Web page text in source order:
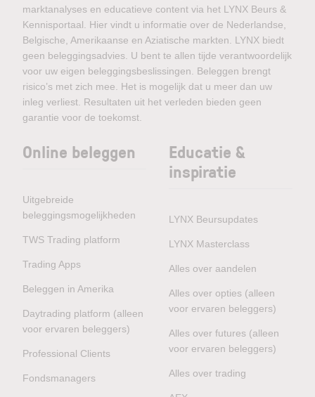
marktanalyses en educatieve content via het LYNX Beurs &
Kennisportaal. Hier vindt u informatie over de Nederlandse,
Belgische, Amerikaanse en Aziatische markten. LYNX biedt
geen beleggingsadvies. U bent te allen tijde verantwoordelijk
voor uw eigen beleggingsbeslissingen. Beleggen brengt
risico’s met zich mee. Het is mogelijk dat u meer dan uw
inleg verliest. Resultaten uit het verleden bieden geen
garantie voor de toekomst.
Online beleggen
Uitgebreide
beleggingsmogelijkheden
TWS Trading platform
Trading Apps
Beleggen in Amerika
Daytrading platform (alleen
voor ervaren beleggers)
Professional Clients
Fondsmanagers
Educatie &
inspiratie
LYNX Beursupdates
LYNX Masterclass
Alles over aandelen
Alles over opties (alleen
voor ervaren beleggers)
Alles over futures (alleen
voor ervaren beleggers)
Alles over trading